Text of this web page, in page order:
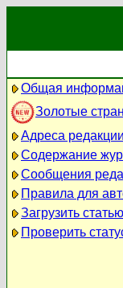
Общая
Золотые
Адреса редакции
Содержание
Сообщения
Правила для
Загрузить статью
Проверить